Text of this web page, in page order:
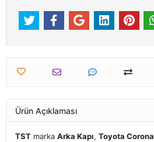
Ürün Açıklaması
TST marka Arka Kapı, Toyota Corona